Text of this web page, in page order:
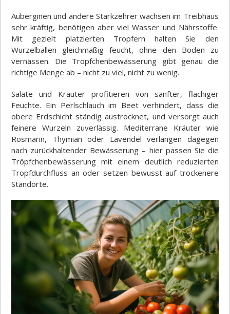
Auberginen und andere Starkzehrer wachsen im Treibhaus
sehr kräftig, benötigen aber viel Wasser und Nährstoffe.
Mit gezielt platzierten Tropfern halten Sie den
Wurzelballen gleichmäßig feucht, ohne den Boden zu
vernässen. Die Tröpfchenbewässerung gibt genau die
richtige Menge ab – nicht zu viel, nicht zu wenig.
Salate und Kräuter profitieren von sanfter, flächiger
Feuchte. Ein Perlschlauch im Beet verhindert, dass die
obere Erdschicht ständig austrocknet, und versorgt auch
feinere Wurzeln zuverlässig. Mediterrane Kräuter wie
Rosmarin, Thymian oder Lavendel verlangen dagegen
nach zurückhaltender Bewässerung – hier passen Sie die
Tröpfchenbewässerung mit einem deutlich reduzierten
Tropfdurchfluss an oder setzen bewusst auf trockenere
Standorte.